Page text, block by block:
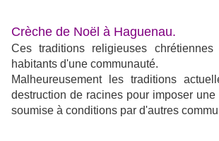
Crèche de Noël à Haguenau.
Ces traditions religieuses
habitants d'une communauté.
Malheureusement les traditions
destruction de racines pour imposer
soumise à conditions par d'autres